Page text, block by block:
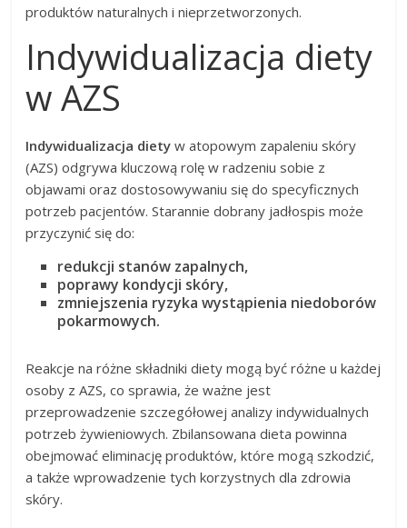
produktów naturalnych i nieprzetworzonych.
Indywidualizacja diety
w AZS
Indywidualizacja diety w atopowym zapaleniu skóry
(AZS) odgrywa kluczową rolę w radzeniu sobie z
objawami oraz dostosowywaniu się do specyficznych
potrzeb pacjentów. Starannie dobrany jadłospis może
przyczynić się do:
redukcji stanów zapalnych,
poprawy kondycji skóry,
zmniejszenia ryzyka wystąpienia niedoborów
pokarmowych.
Reakcje na różne składniki diety mogą być różne u każdej
osoby z AZS, co sprawia, że ważne jest
przeprowadzenie szczegółowej analizy indywidualnych
potrzeb żywieniowych. Zbilansowana dieta powinna
obejmować eliminację produktów, które mogą szkodzić,
a także wprowadzenie tych korzystnych dla zdrowia
skóry.